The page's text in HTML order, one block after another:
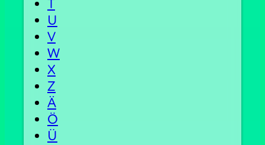
T
U
V
W
X
Z
Ä
Ö
Ü